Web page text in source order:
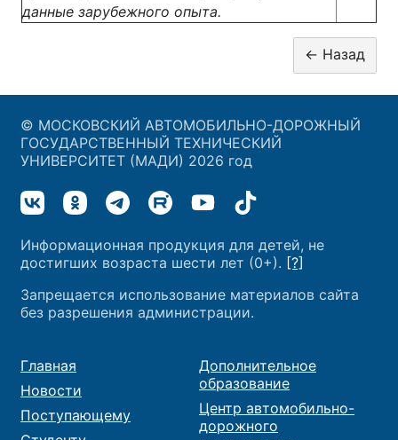
данные зарубежного опыта.
© МОСКОВСКИЙ АВТОМОБИЛЬНО-ДОРОЖНЫЙ
ГОСУДАРСТВЕННЫЙ ТЕХНИЧЕСКИЙ
УНИВЕРСИТЕТ (МАДИ) 2026 год
Информационная продукция для детей, не
достигших возраста шести лет (0+). [?]
Запрещается использование материалов сайта
без разрешения администрации.
Главная
Новости
Поступающему
Дополнительное
образование
Центр автомобильно-
дорожного